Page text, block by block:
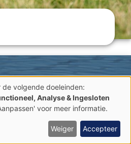
volgende doeleinden:
Analyse & Ingesloten
voor meer informatie.
Weiger Accepteer